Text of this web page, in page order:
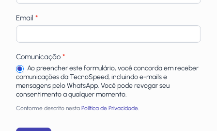
Email *
Comunicação *
Ao preencher este formulário, você concorda em receber
comunicações da TecnoSpeed, incluindo e-mails e
mensagens pelo WhatsApp. Você pode revogar seu
consentimento a qualquer momento.
Conforme descrito nesta Política de Privacidade.